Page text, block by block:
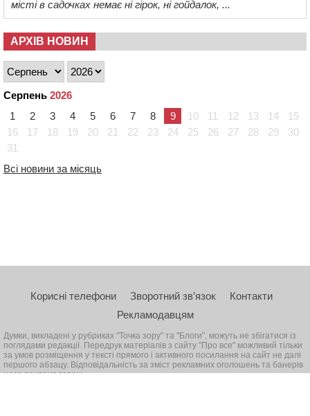
місті в садочках немає ні гірок, ні гойдалок, ...
АРХІВ НОВИН
Серпень 2026
1
2 3 4 5 6 7 8 9 10 11 12 13 14
15
16
17 18 19 20 21 22 23 24 25 26 27 28 29
30
31
Всі новини за місяць
Корисні телефони Зворотний зв’язок
Контакти
Рекламодавцям
Думки, викладені у рубриках "Точка зору" та "Блоги", можуть не збігатися із
поглядами редакції. Передрук матеріалів з сайту "Про все" можливий тільки
за умов розміщення у тексті прямого і активного посилання на сайт не далі
першого абзацу. Відповідальність за зміст рекламних оголошень та банерів
несе рекламодавець